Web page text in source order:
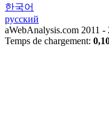
한국어
русский
aWebAnalysis.com 2011 -
Temps de chargement: